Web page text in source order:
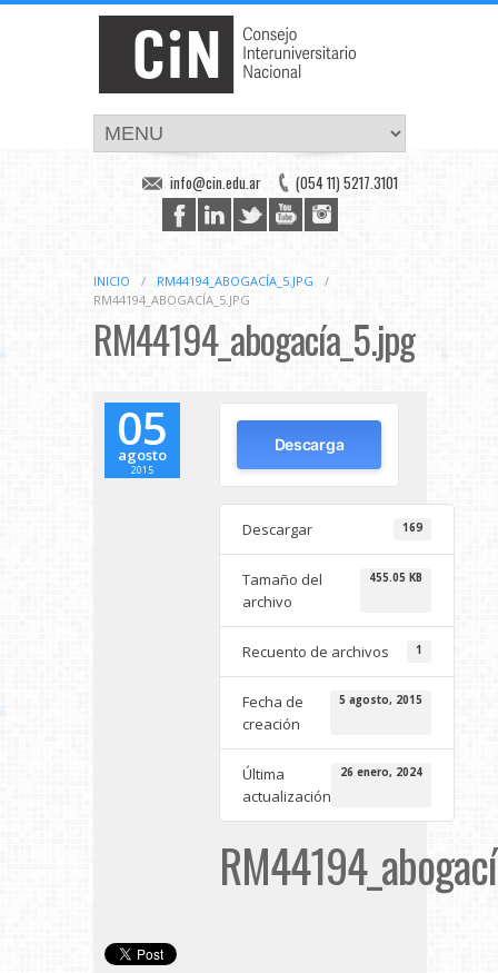
(054 11) 5217.3101
info@cin.edu.ar
INICIO / RM44194_ABOGACÍA_5.JPG
/
RM44194_ABOGACÍA_5.JPG
RM44194_abogacía_5.jpg
05
agosto
2015
Descarga
Descargar 169
Tamaño del
archivo
455.05 KB
Recuento de archivos 1
Fecha de
creación
5 agosto, 2015
Última
actualización
26 enero, 2024